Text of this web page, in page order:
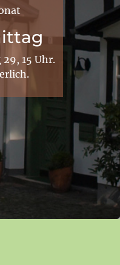
15 Uhr.